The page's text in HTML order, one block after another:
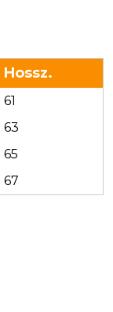
Hossz.
61
63
65
67